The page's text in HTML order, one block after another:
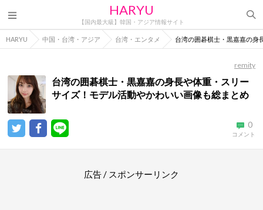
HARYU
【国内最大級】韓国・アジア情報サイト
HARYU 中国・台湾・アジア 台湾・エンタメ 台湾の囲碁棋士・黒嘉嘉の身
remity
台湾の囲碁棋士・黒嘉嘉の身長や体重・スリー
サイズ！モデル活動やかわいい画像も総まとめ
0
コメント
広告 / スポンサーリンク